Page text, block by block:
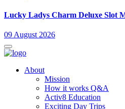
Lucky Ladys Charm Deluxe Slot
09 August 2026
About
Mission
How it works Q&A
Activ8 Education
Exciting Day Trips